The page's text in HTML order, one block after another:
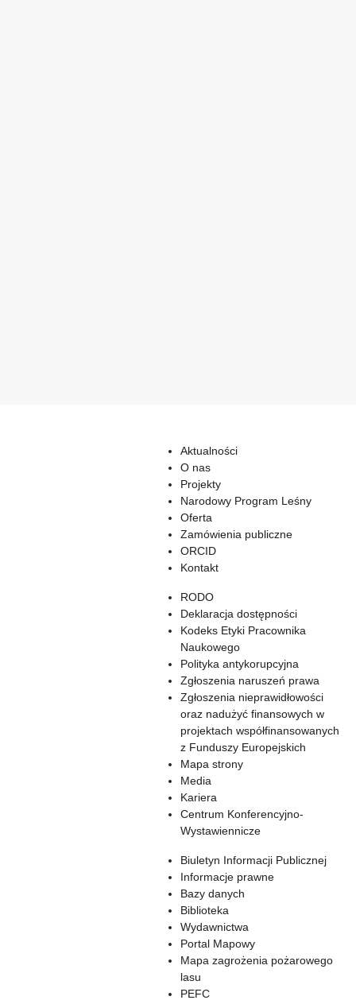
Aktualności
O nas
Projekty
Narodowy Program Leśny
Oferta
Zamówienia publiczne
ORCID
Kontakt
RODO
Deklaracja dostępności
Kodeks Etyki Pracownika
Naukowego
Polityka antykorupcyjna
Zgłoszenia naruszeń prawa
Zgłoszenia nieprawidłowości
oraz nadużyć finansowych w
projektach współfinansowanych
z Funduszy Europejskich
Mapa strony
Media
Kariera
Centrum Konferencyjno-
Wystawiennicze
Biuletyn Informacji Publicznej
Informacje prawne
Bazy danych
Biblioteka
Wydawnictwa
Portal Mapowy
Mapa zagrożenia pożarowego
lasu
PEFC